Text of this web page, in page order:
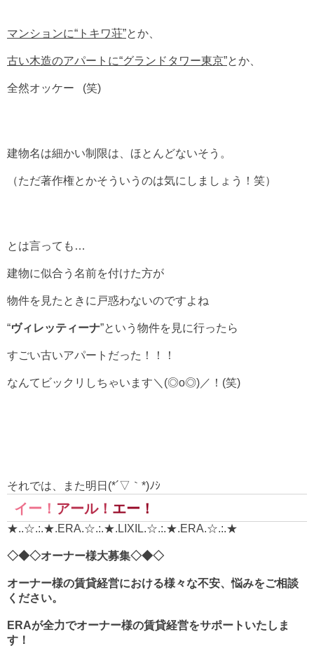
マンションに“トキワ荘”とか、
古い木造のアパートに“グランドタワー東京”とか、
全然オッケー (笑)
建物名は細かい制限は、ほとんどないそう。
（ただ著作権とかそういうのは気にしましょう！笑）
とは言っても…
建物に似合う名前を付けた方が
物件を見たときに戸惑わないのですよね
“ヴィレッティーナ”という物件を見に行ったら
すごい古いアパートだった！！！
なんてビックリしちゃいます＼(◎o◎)／！(笑)
それでは、また明日(*´▽｀*)ﾉｼ
イー！ アール！ エー！
★..☆.:.★.ERA.☆.:.★.LIXIL.☆.:.★.ERA.☆.:.★
◇◆◇オーナー様大募集◇◆◇
オーナー様の賃貸経営における様々な不安、悩みをご相談
ください。
ERAが全力でオーナー様の賃貸経営をサポートいたしま
す！